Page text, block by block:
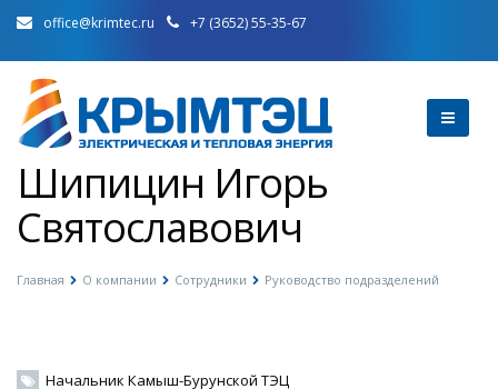
office@krimtec.ru +7 (3652) 55-35-67
Шипицин Игорь
Святославович
Главная О компании Сотрудники Руководство подразделений
Начальник Камыш-Бурунской ТЭЦ